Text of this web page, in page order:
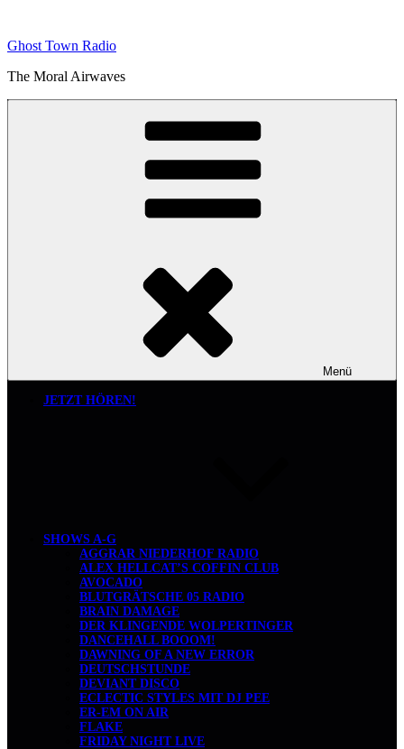
springen
Ghost Town Radio
The Moral Airwaves
Menü
JETZT HÖREN!
SHOWS A-G
AGGRAR NIEDERHOF RADIO
ALEX HELLCAT’S COFFIN CLUB
AVOCADO
BLUTGRÄTSCHE 05 RADIO
BRAIN DAMAGE
DER KLINGENDE WOLPERTINGER
DANCEHALL BOOOM!
DAWNING OF A NEW ERROR
DEUTSCHSTUNDE
DEVIANT DISCO
ECLECTIC STYLES MIT DJ PEE
ER-EM ON AIR
FLAKE
FRIDAY NIGHT LIVE